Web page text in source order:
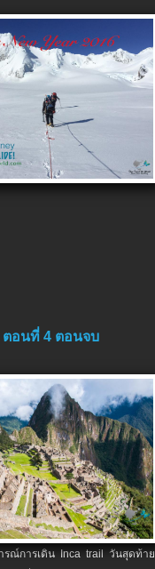
ตอนที่ 4 ตอนจบ
รณ์การเดิน Inca trail วันสุดท้าย